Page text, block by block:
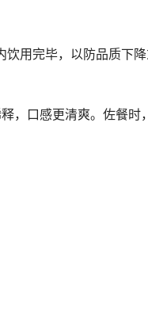
饮用完毕，以防品质下
，口感更清爽。佐餐时